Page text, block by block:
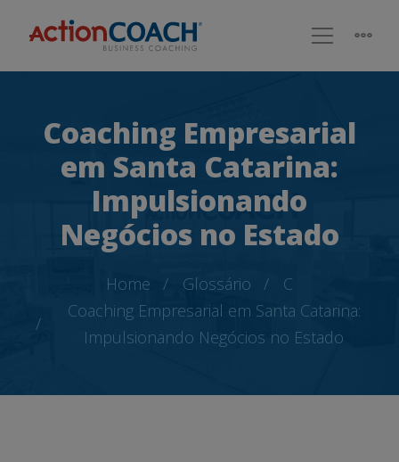
Coaching Empresarial
em Santa Catarina:
Impulsionando
Negócios no Estado
Home Glossário
C
Coaching Empresarial em Santa Catarina:
Impulsionando Negócios no Estado